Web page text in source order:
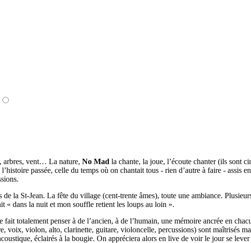
arbres, vent… La nature, No Mad la chante, la joue, l’écoute chanter (ils sont
passée, celle du temps où on chantait tous - rien d’autre à faire -
la St-Jean. La fête du village (cent-trente âmes), toute une ambiance.
« dans la nuit et mon souffle retient les loups au loin ».
totalement penser à de l’ancien, à de l’humain, une mémoire ancrée en
voix, violon, alto, clarinette, guitare, violoncelle, percussions) sont maîtrisés
éclairés à la bougie. On appréciera alors en live de voir le jour se